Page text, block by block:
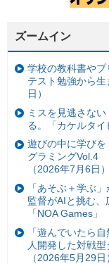
ズームイン
学校の教科書や
テスト勉強から
日）
ミスを見逃さな
る。「カケルタイ
遊びの中に学び
グラミングVol.4
（2026年7月6日）
「あそぶ＋学ぶ
監督がAIと挑む
「NOA Games」
「遊んでいたら
人開発した対戦
（2026年5月29日